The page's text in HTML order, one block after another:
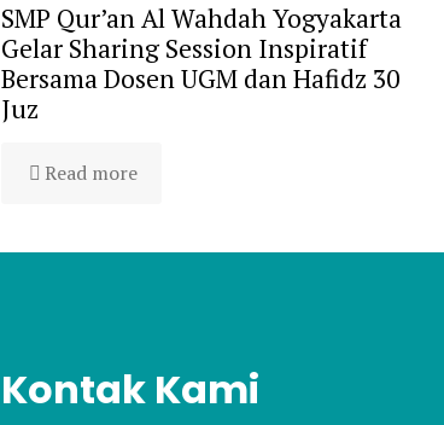
SMP Qur’an Al Wahdah Yogyakarta
Gelar Sharing Session Inspiratif
Bersama Dosen UGM dan Hafidz 30
Juz
Read more
Kontak Kami